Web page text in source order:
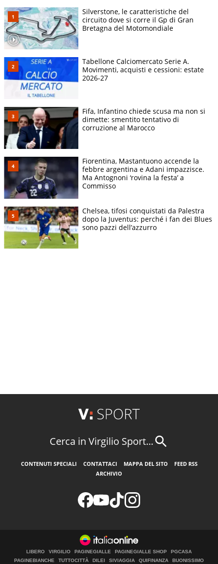
Silverstone, le caratteristiche del
circuito dove si corre il Gp di Gran
Bretagna del Motomondiale
Tabellone Calciomercato Serie A.
Movimenti, acquisti e cessioni: estate
2026-27
Fifa, Infantino chiede scusa ma non si
dimette: smentito tentativo di
corruzione al Marocco
Fiorentina, Mastantuono accende la
febbre argentina e Adani impazzisce.
Ma Antognoni ‘rovina la festa’ a
Commisso
Chelsea, tifosi conquistati da Palestra
dopo la Juventus: perché i fan dei Blues
sono pazzi dell’azzurro
Cerca in Virgilio Sport...
CONTENUTI SPECIALI CONTATTACI MAPPA DEL SITO
FEED RSS
ARCHIVIO
LIBERO VIRGILIO PAGINEGIALLE PAGINEGIALLE SHOP
PGCASA
PAGINEBIANCHE
TUTTOCITTÀ DILEI SIVIAGGIA QUIFINANZA BUONISSIMO